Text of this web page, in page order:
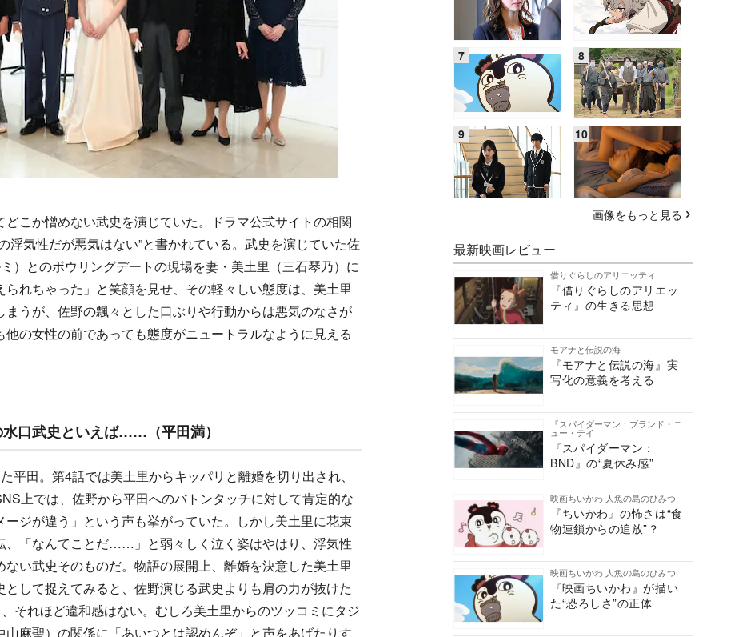
こか憎めない武史を演じていた。ドラマ公式サイトの相関
浮気性だが悪気はない”と書かれている。武史を演じていた佐
）とのボウリングデートの現場を妻・美土里（三石琴乃）に
れちゃった」と笑顔を見せ、その軽々しい態度は、美土里
うが、佐野の飄々とした口ぶりや行動からは悪気のなさが
の女性の前であっても態度がニュートラルなように見える
口武史といえば……（平田満）
平田。第4話では美土里からキッパリと離婚を切り出され、
上では、佐野から平田へのバトンタッチに対して肯定的な
ジが違う」という声も挙がっていた。しかし美土里に花束
、「なんてことだ……」と弱々しく泣く姿はやはり、浮気性
い武史そのものだ。物語の展開上、離婚を決意した美土里
して捉えてみると、佐野演じる武史よりも肩の力が抜けた
それほど違和感はない。むしろ美土里からのツッコミにタジ
麻聖）の関係に「あいつとは認めんぞ」と声をあげたりす
画像をもっと見る
最新映画レビュー
借りぐらしのアリエッティ
『借りぐらしのアリエッ
ティ』の生きる思想
モアナと伝説の海
『モアナと伝説の海』実
写化の意義を考える
『スパイダーマン：ブランド・ニ
ュー・デイ
『スパイダーマン：
BND』の“夏休み感”
映画ちいかわ 人魚の島のひみつ
『ちいかわ』の怖さは“食
物連鎖からの追放”？
映画ちいかわ 人魚の島のひみつ
『映画ちいかわ』が描い
た“恐ろしさ”の正体